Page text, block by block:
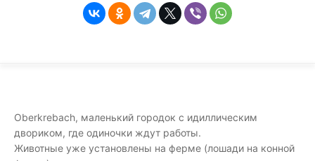
Oberkrebach, маленький городок с идиллическим
двориком, где одиночки ждут работы.
Животные уже установлены на ферме (лошади на конной